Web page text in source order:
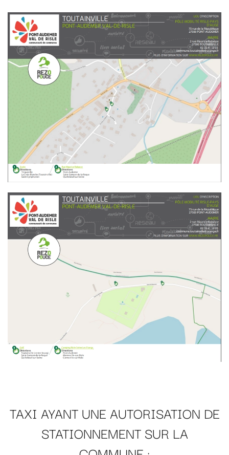
TAXI AYANT UNE AUTORISATION DE
STATIONNEMENT SUR LA